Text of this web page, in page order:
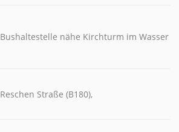
Bushaltestelle nähe Kirchturm im Wasser
Reschen Straße (B180),